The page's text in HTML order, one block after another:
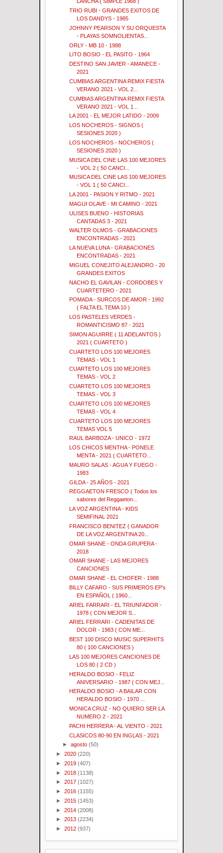
LANCHA ( SIMPLE 1968 )
TRIO RUBI - GRANDES EXITOS DE
LOS DANDYS - 1985
JOHNNY PEARSON Y SU ORQUESTA
- PLAYAS SOMNOLIENTAS...
ORLY - MB 10 - 1988
LITO BOSIO - EL PASITO - 1964
DESTINO SAN JAVIER - AMANECE -
2021
CUMBIAS ARGENTINA REMIX FIESTA
VERANO 2021 - VOL 2...
CUMBIAS ARGENTINA REMIX FIESTA
VERANO 2021 - VOL 1...
LA 2001 - EL MEJOR LATIDO - 2009
LOS NOCHEROS - SIGNOS (
SESIONES 2020 )
LOS NOCHEROS - NOCHEROS (
SESIONES 2020 )
MUSICA DEL CINE LAS 100 MEJORES
- VOL 2 ( 50 CANCI...
MUSICA DEL CINE LAS 100 MEJORES
- VOL 1 ( 50 CANCI...
LA 2001 - PASION Y RITMO - 2021
MAGUI OLAVE - MI CAMINO - 2021
ULISES BUENO - HISTORIAS
CANTADAS 3 - 2021
WALTER OLMOS - GRABACIONES
ENCONTRADAS - 2021
LA NUEVA LUNA - GRABACIONES
ENCONTRADAS - 2021
MIGUEL CONEJITO ALEJANDRO - 20
GRANDES EXITOS
NACHO EL GAVILAN - CORDOBES Y
CUARTETERO - 2021
POMADA - SURCOS DE AMOR - 1992
( FALTA EL TEMA 10 )
LOS PASTELES VERDES -
ROMANTICISMO 87 - 2021
SIMON AGUIRRE ( 11 ADELANTOS )
2021 ( CUARTETO )
CUARTETO LOS 100 MEJORES
TEMAS - VOL 1
CUARTETO LOS 100 MEJORES
TEMAS - VOL 2
CUARTETO LOS 100 MEJORES
TEMAS - VOL 3
CUARTETO LOS 100 MEJORES
TEMAS - VOL 4
CUARTETO LOS 100 MEJORES
TEMAS VOL 5
RAUL BARBOZA - UNICO - 1972
LOS CHICOS MENTHA - PONELE
MENTA - 2021 ( CUARTETO...
MAURO SALAS - AGUA Y FUEGO -
1983
GILDA - 25 AÑOS - 2021
REGGAETON FRESCO ( Todos los
sabores del Reggaeton...
LA VOZ ARGENTINA - KIDS
SEMIFINAL 2021
FRANCISCO BENITEZ ( GANADOR
DE LA VOZ ARGENTINA 20...
OMAR SHANE - ONDA GRUPERA -
2018
OMAR SHANE - LAS MEJORES
CANCIONES
OMAR SHANE - EL CHOFER - 1988
BILLY CAFARO - SUS PRIMEROS EP's
EN ESPAÑOL ( 1960...
ARIEL FARRARI - EL TRIUNFADOR -
1978 ( CON MEJOR S...
ARIEL FERRARI - CADENITAS DE
DOLOR - 1983 ( CON ME...
BEST 100 DISCO MUSIC SUPERHITS
80 ( 100 CANCIONES )
LAS 100 MEJORES CANCIONES DE
LOS 80 ( 2 CD )
HERALDO BOSIO - FELIZ
ANIVERSARIO - 1987 ( CON MEJ...
HERALDO BOSIO - A BAILAR CON
HERALDO BOSIO - 1970 ...
MONICA CRUZ - NO QUIERO SER LA
NUMERO 2 - 2021
PACHI HERRERA - AL VIENTO - 2021
CLASICOS 80-90 EN INGLAS - 2021
►agosto (50)
► 2020 (220)
► 2019 (407)
► 2018 (1138)
► 2017 (1027)
► 2016 (1155)
► 2015 (1453)
► 2014 (2008)
► 2013 (2234)
► 2012 (937)